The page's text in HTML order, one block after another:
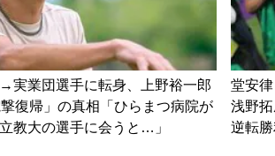
実業団選手に転身、上野裕一郎
復帰」の真相「ひらまつ病院が
教大の選手に会うと…」
堂安
浅野
逆転勝